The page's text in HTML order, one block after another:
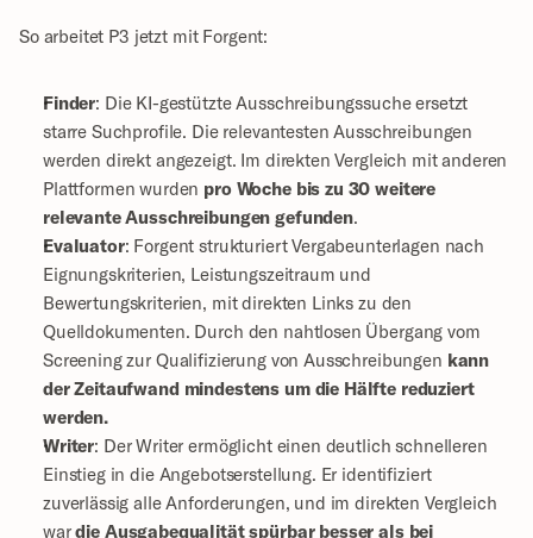
So arbeitet P3 jetzt mit Forgent:
Finder: Die KI-gestützte Ausschreibungssuche ersetzt
starre Suchprofile. Die relevantesten Ausschreibungen
werden direkt angezeigt. Im direkten Vergleich mit anderen
Plattformen wurden pro Woche bis zu 30 weitere
relevante Ausschreibungen gefunden.
Evaluator: Forgent strukturiert Vergabeunterlagen nach
Eignungskriterien, Leistungszeitraum und
Bewertungskriterien, mit direkten Links zu den
Quelldokumenten. Durch den nahtlosen Übergang vom
Screening zur Qualifizierung von Ausschreibungen kann
der Zeitaufwand mindestens um die Hälfte reduziert
werden.
Writer: Der Writer ermöglicht einen deutlich schnelleren
Einstieg in die Angebotserstellung. Er identifiziert
zuverlässig alle Anforderungen, und im direkten Vergleich
war die Ausgabequalität spürbar besser als bei